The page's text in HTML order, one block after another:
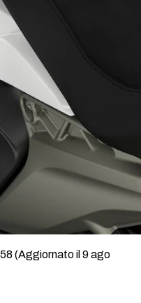
(Aggiornato il 9 ago